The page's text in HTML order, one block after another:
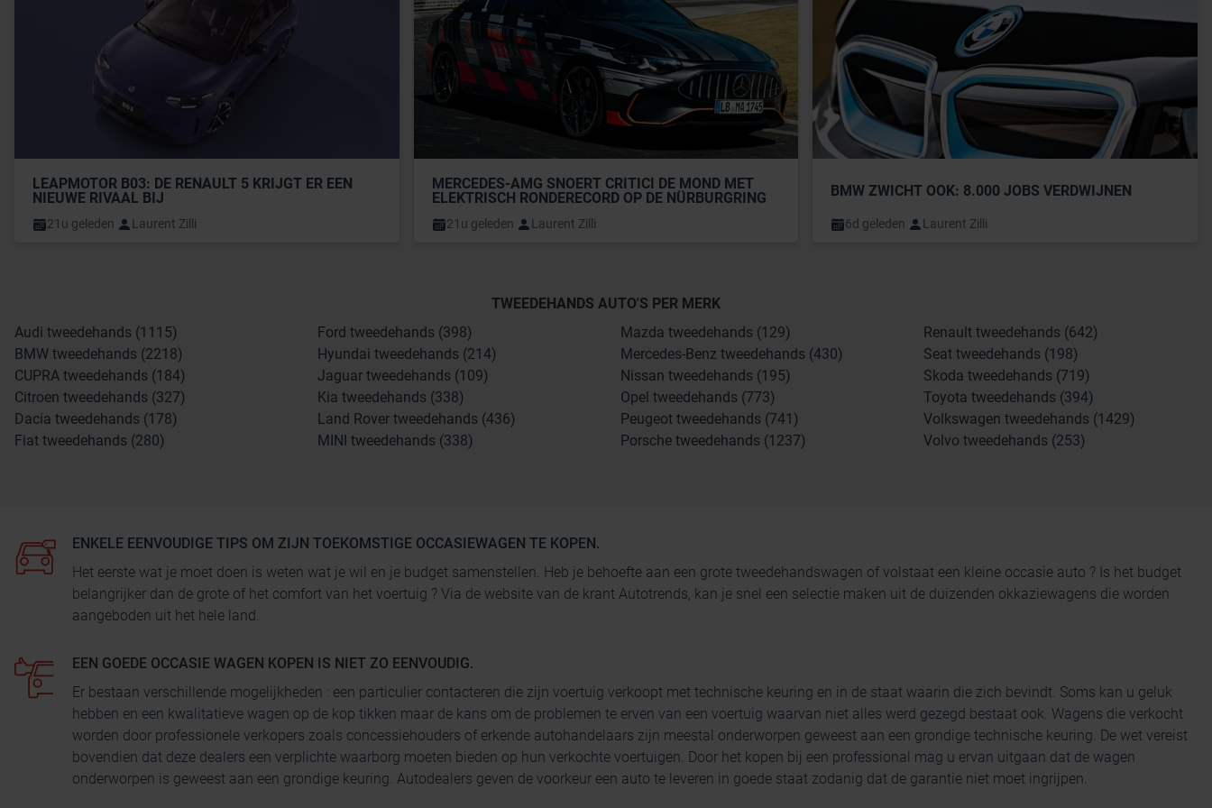
LEAPMOTOR B03: DE RENAULT 5 KRIJGT ER EEN
NIEUWE RIVAAL BIJ
21u geleden Laurent Zilli
MERCEDES-AMG SNOERT CRITICI DE MOND MET
ELEKTRISCH RONDERECORD OP DE NÜRBURGRING
21u geleden Laurent Zilli
BMW ZWICHT OOK: 8.000 JOBS VERDWIJNEN
6d geleden Laurent Zilli
TWEEDEHANDS AUTO'S PER MERK
Audi tweedehands (1115)
BMW tweedehands (2218)
CUPRA tweedehands (184)
Citroen tweedehands (327)
Dacia tweedehands (178)
Fiat tweedehands (280)
Ford tweedehands (398)
Hyundai tweedehands (214)
Jaguar tweedehands (109)
Kia tweedehands (338)
Land Rover tweedehands (436)
MINI tweedehands (338)
Mazda tweedehands (129)
Mercedes-Benz tweedehands (430)
Nissan tweedehands (195)
Opel tweedehands (773)
Peugeot tweedehands (741)
Porsche tweedehands (1237)
Renault tweedehands (642)
Seat tweedehands (198)
Skoda tweedehands (719)
Toyota tweedehands (394)
Volkswagen tweedehands (1429)
Volvo tweedehands (253)
ENKELE EENVOUDIGE TIPS OM ZIJN TOEKOMSTIGE OCCASIEWAGEN TE KOPEN.
Het eerste wat je moet doen is weten wat je wil en je budget samenstellen. Heb je behoefte aan een grote tweedehandswagen of volstaat een kleine occasie auto ? Is het budget
belangrijker dan de grote of het comfort van het voertuig ? Via de website van de krant Autotrends, kan je snel een selectie maken uit de duizenden okkaziewagens die worden
aangeboden uit het hele land.
EEN GOEDE OCCASIE WAGEN KOPEN IS NIET ZO EENVOUDIG.
Er bestaan verschillende mogelijkheden : een particulier contacteren die zijn voertuig verkoopt met technische keuring en in de staat waarin die zich bevindt. Soms kan u geluk
hebben en een kwalitatieve wagen op de kop tikken maar de kans om de problemen te erven van een voertuig waarvan niet alles werd gezegd bestaat ook. Wagens die verkocht
worden door professionele verkopers zoals concessiehouders of erkende autohandelaars zijn meestal onderworpen geweest aan een grondige technische keuring. De wet vereist
bovendien dat deze dealers een verplichte waarborg moeten bieden op hun verkochte voertuigen. Door het kopen bij een professional mag u ervan uitgaan dat de wagen
onderworpen is geweest aan een grondige keuring. Autodealers geven de voorkeur een auto te leveren in goede staat zodanig dat de garantie niet moet ingrijpen.